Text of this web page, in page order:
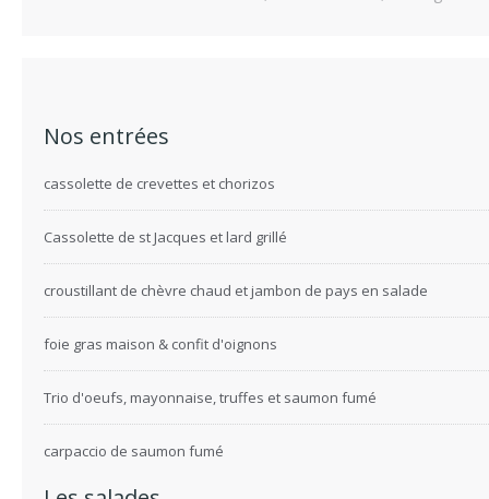
Nos entrées
cassolette de crevettes et chorizos
Cassolette de st Jacques et lard grillé
croustillant de chèvre chaud et jambon de pays en salade
foie gras maison & confit d'oignons
Trio d'oeufs, mayonnaise, truffes et saumon fumé
carpaccio de saumon fumé